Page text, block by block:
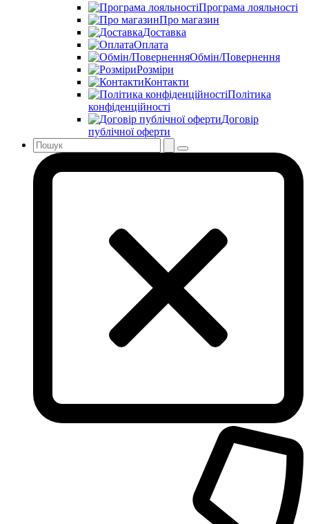
Програма лояльності
Про магазин
Доставка
Оплата
Обмін/Повернення
Розміри
Контакти
Політика
конфіденційності
Договір
публічної оферти